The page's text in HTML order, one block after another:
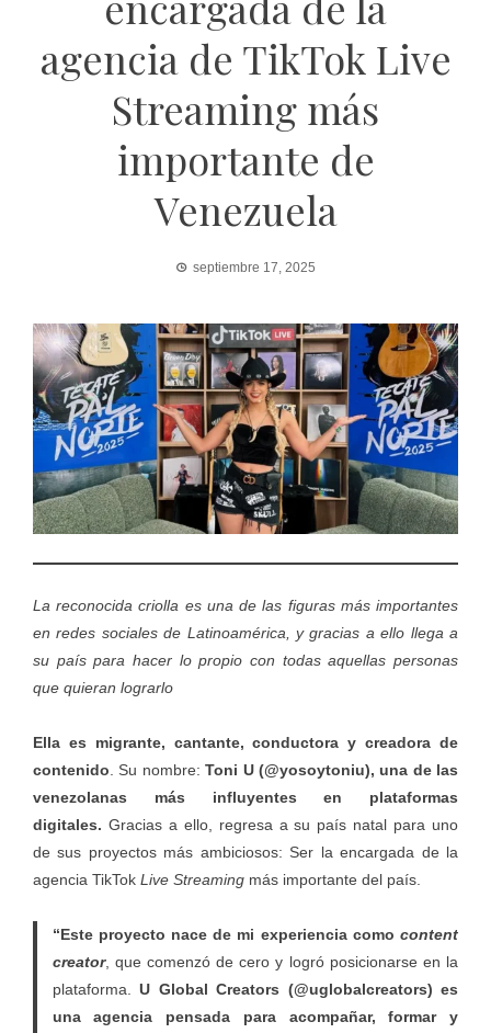
agencia de TikTok Live
Streaming más
importante de
Venezuela
septiembre 17, 2025
La reconocida criolla es una de las figuras más importantes
en redes sociales de Latinoamérica, y gracias a ello llega a
su país para hacer lo propio con todas aquellas personas
que quieran lograrlo
Ella es migrante, cantante, conductora y creadora de
contenido. Su nombre:Toni U (@yosoytoniu), una de las
venezolanas más influyentes en plataformas
digitales. Gracias a ello, regresa a su país natal para uno
de sus proyectos más ambiciosos: Ser la encargada de la
agencia TikTok Live Streaming más importante del país.
“Este proyecto nace de mi experiencia como content
creator, que comenzó de cero y logró posicionarse en la
plataforma. U Global Creators (@uglobalcreators) es
una agencia pensada para acompañar, formar y